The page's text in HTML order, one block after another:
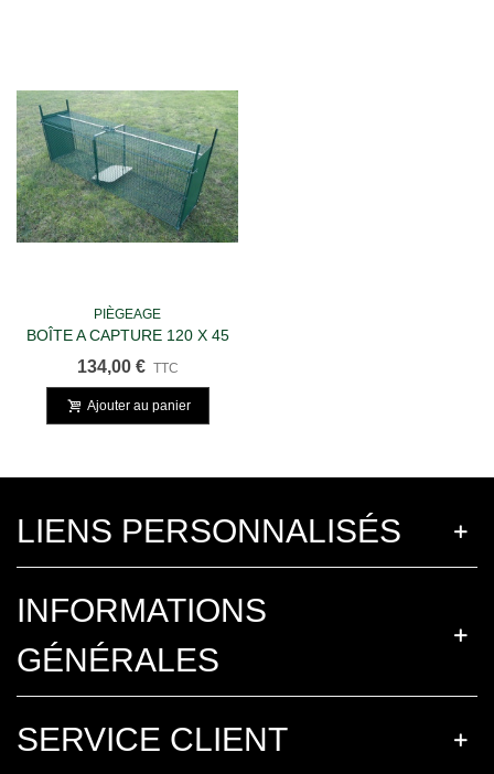
PIÈGEAGE
BOÎTE A CAPTURE 120 X 45
X 35 Cm 2 ENTREES-
134,00 € TTC
Ajouter au panier
LIENS PERSONNALISÉS
INFORMATIONS
GÉNÉRALES
SERVICE CLIENT